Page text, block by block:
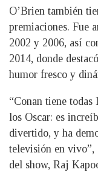
O’Brien también
premiaciones. Fue
2002 y 2006, así
2014, donde
humor fresco y
“Conan tiene
los Oscar: es
divertido, y ha
televisión en vivo”,
del show, Raj